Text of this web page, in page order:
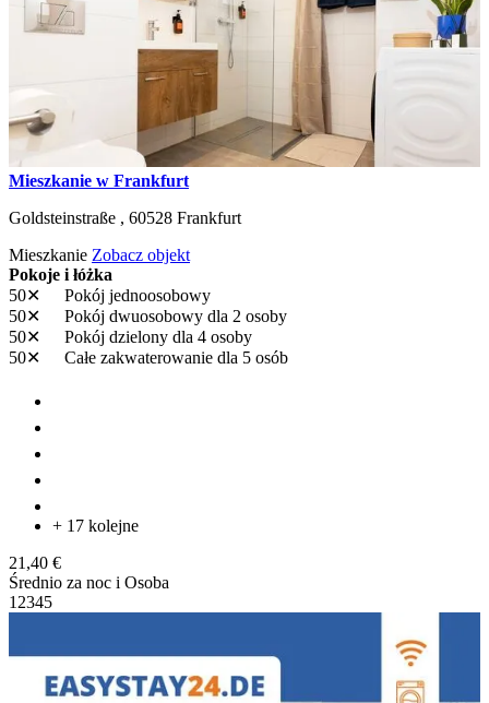
Mieszkanie w Frankfurt
Goldsteinstraße , 60528 Frankfurt
Mieszkanie Zobacz objekt
Pokoje i łóżka
50✕
Pokój jednoosobowy
50✕
Pokój dwuosobowy dla 2 osoby
50✕
Pokój dzielony dla 4 osoby
50✕
Całe zakwaterowanie dla 5 osób
+ 17 kolejne
21,40 €
Średnio za noc i Osoba
1 2345